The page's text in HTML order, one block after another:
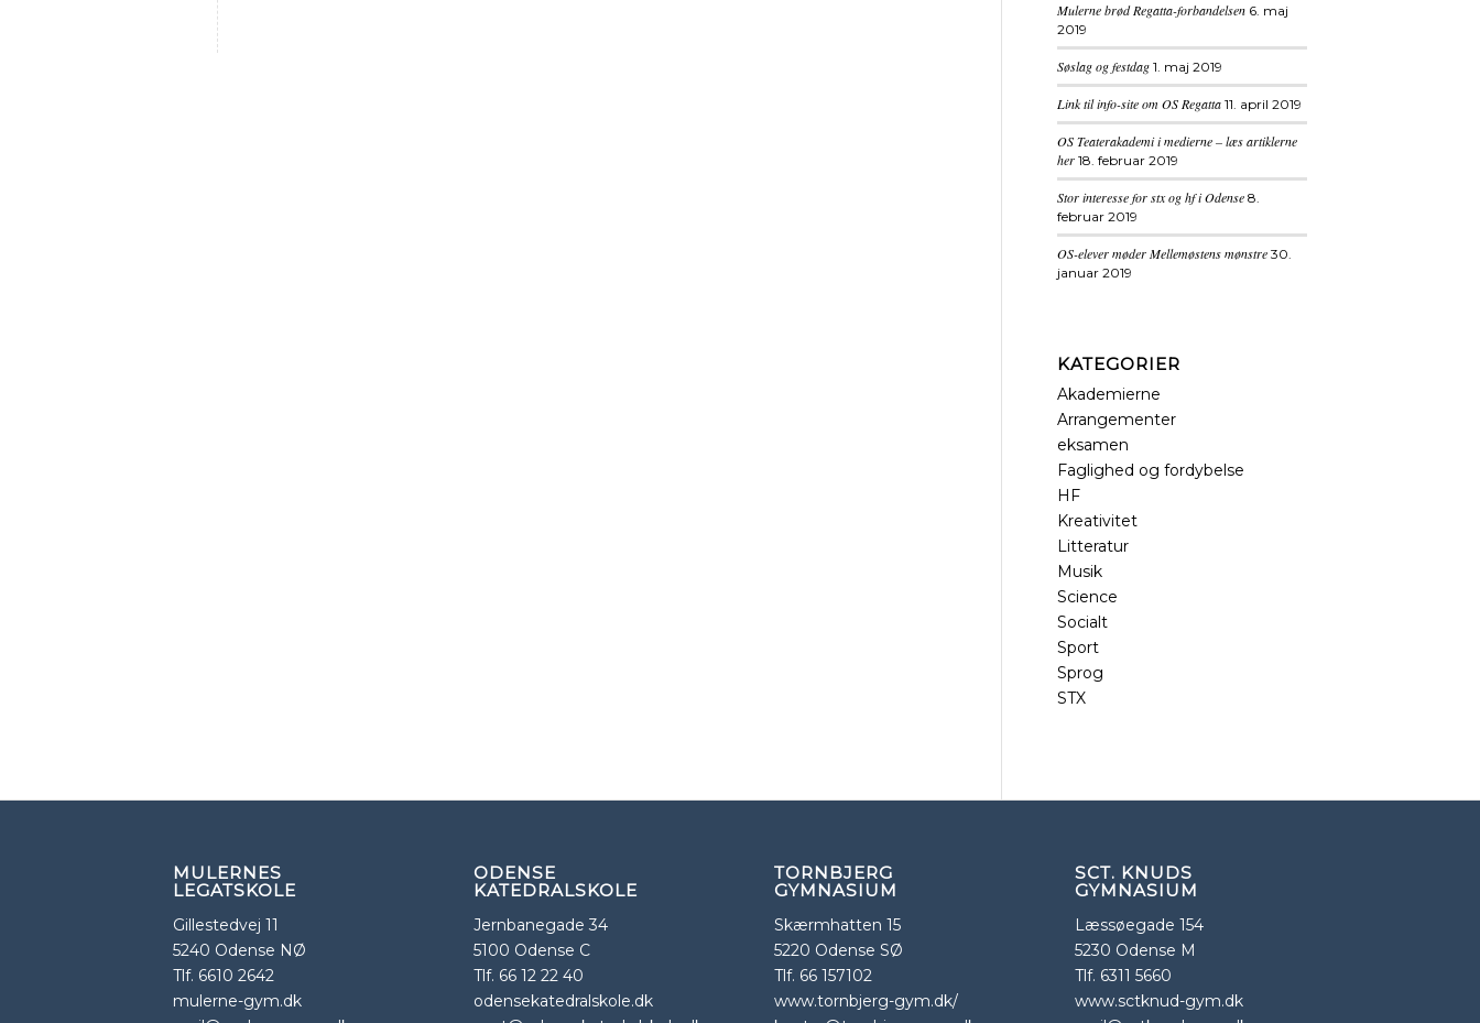
Mulerne brød Regatta-forbandelsen 6. maj
2019
Søslag og festdag 1. maj 2019
Link til info-site om OS Regatta 11. april 2019
OS Teaterakademi i medierne – læs artiklerne
her 18. februar 2019
Stor interesse for stx og hf i Odense 8.
februar 2019
OS-elever møder Mellemøstens mønstre 30.
januar 2019
KATEGORIER
Akademierne
Arrangementer
eksamen
Faglighed og fordybelse
HF
Kreativitet
Litteratur
Musik
Science
Socialt
Sport
Sprog
STX
MULERNES
LEGATSKOLE
Gillestedvej 11
5240 Odense NØ
Tlf. 6610 2642
mulerne-gym.dk
ODENSE
KATEDRALSKOLE
Jernbanegade 34
5100 Odense C
Tlf. 66 12 22 40
odensekatedralskole.dk
TORNBJERG
GYMNASIUM
Skærmhatten 15
5220 Odense SØ
Tlf. 66 157102
www.tornbjerg-gym.dk/
SCT. KNUDS
GYMNASIUM
Læssøegade 154
5230 Odense M
Tlf. 6311 5660
www.sctknud-gym.dk